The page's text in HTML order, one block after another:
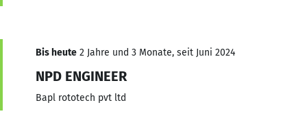
Bis heute 2 Jahre und 3 Monate, seit Juni 2024
NPD ENGINEER
Bapl rototech pvt ltd